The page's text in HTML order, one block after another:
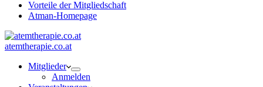
Vorteile der Mitgliedschaft
Atman-Homepage
atemtherapie.co.at
Mitglieder
Anmelden